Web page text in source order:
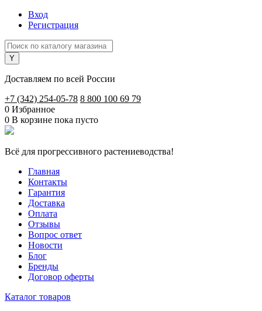
Вход
Регистрация
Доставляем по всей России
+7 (342) 254-05-78 8 800 100 69 79
0 Избранное
0 В корзине пока пусто
Всё для прогрессивного растениеводства!
Главная
Контакты
Гарантия
Доставка
Оплата
Отзывы
Вопрос ответ
Новости
Блог
Бренды
Договор оферты
Каталог товаров